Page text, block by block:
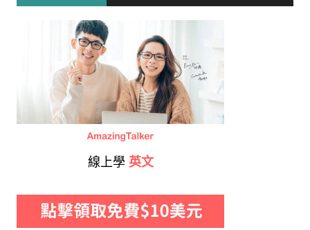
線上學 英文